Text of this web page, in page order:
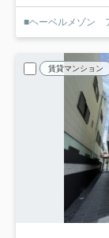
■ヘーベルメゾン
賃貸マンション